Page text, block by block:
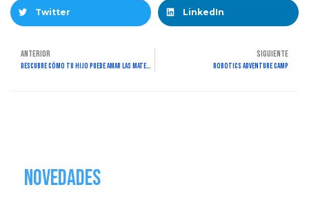
Twitter LinkedIn
ANTERIOR
Descubre cómo tu hijo puede amar las matemáticas con Minecraft Education y el Método Singapur
SIGUIENTE
Robotics Adventure Camp
Novedades